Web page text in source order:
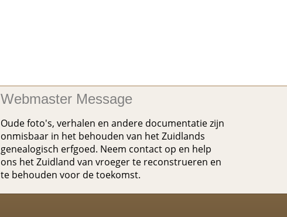
Webmaster Message
Oude foto's, verhalen en andere documentatie zijn
onmisbaar in het behouden van het Zuidlands
genealogisch erfgoed. Neem contact op en help
ons het Zuidland van vroeger te reconstrueren en
te behouden voor de toekomst.